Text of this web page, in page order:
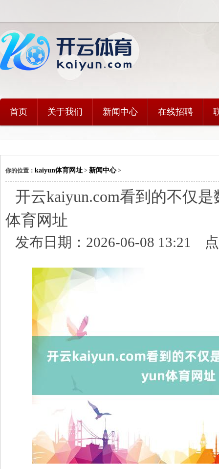
首页 关于我们 新闻中心 在线招聘
你的位置： kaiyun体育网址 > 新闻中心>
开云kaiyun.com看到的不仅
体育网址
发布日期：2026-06-08 13:21